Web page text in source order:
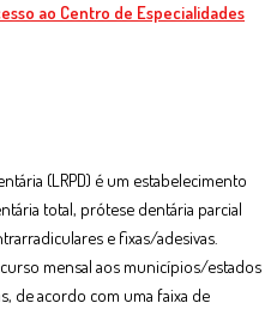
ao Centro de Especialidades
(LRPD) é um estabelecimento
total, prótese dentária parcial
e fixas/adesivas.
mensal aos municípios/estados
de acordo com uma faixa de